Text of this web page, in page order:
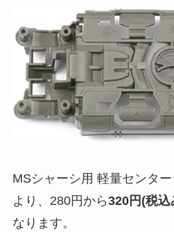
MSシャーシ用 軽量センタ
より、280円から320円(税込
なります。